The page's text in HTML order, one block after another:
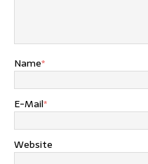
Name*
E-Mail*
Website